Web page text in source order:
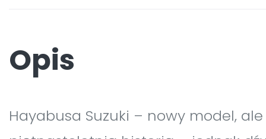
Opis
Hayabusa Suzuki – nowy model, ale